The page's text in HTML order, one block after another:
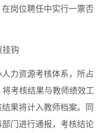
岗位聘任中实行一票否
挂钩
力资源考核体系，所占
考核结果与教师绩效工
果将计入教师档案。同
门进行通报，考核结论